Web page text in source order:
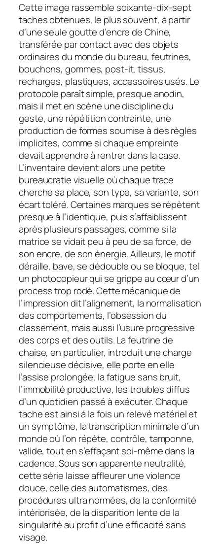
Cette image rassemble soixante-dix-sept
taches obtenues, le plus souvent, à partir
d’une seule goutte d’encre de Chine,
transférée par contact avec des objets
ordinaires du monde du bureau, feutrines,
bouchons, gommes, post-it, tissus,
recharges, plastiques, accessoires usés. Le
protocole paraît simple, presque anodin,
mais il met en scène une discipline du
geste, une répétition contrainte, une
production de formes soumise à des règles
implicites, comme si chaque empreinte
devait apprendre à rentrer dans la case.
L’inventaire devient alors une petite
bureaucratie visuelle où chaque trace
cherche sa place, son type, sa variante, son
écart toléré. Certaines marques se répètent
presque à l’identique, puis s’affaiblissent
après plusieurs passages, comme si la
matrice se vidait peu à peu de sa force, de
son encre, de son énergie. Ailleurs, le motif
déraille, bave, se dédouble ou se bloque, tel
un photocopieur qui se grippe au cœur d’un
process trop rodé. Cette mécanique de
l’impression dit l’alignement, la normalisation
des comportements, l’obsession du
classement, mais aussi l’usure progressive
des corps et des outils. La feutrine de
chaise, en particulier, introduit une charge
silencieuse décisive, elle porte en elle
l’assise prolongée, la fatigue sans bruit,
l’immobilité productive, les troubles diffus
d’un quotidien passé à exécuter. Chaque
tache est ainsi à la fois un relevé matériel et
un symptôme, la transcription minimale d’un
monde où l’on répète, contrôle, tamponne,
valide, tout en s’effaçant soi-même dans la
cadence. Sous son apparente neutralité,
cette série laisse affleurer une violence
douce, celle des automatismes, des
procédures ultra normées, de la conformité
intériorisée, de la disparition lente de la
singularité au profit d’une efficacité sans
visage.